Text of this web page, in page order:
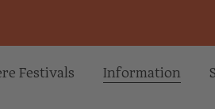
Festivals Informa­tion